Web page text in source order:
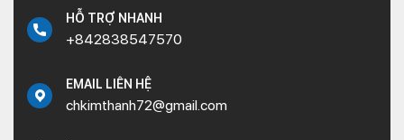
HỖ TRỢ NHANH
+842838547570
EMAIL LIÊN HỆ
chkimthanh72@gmail.com